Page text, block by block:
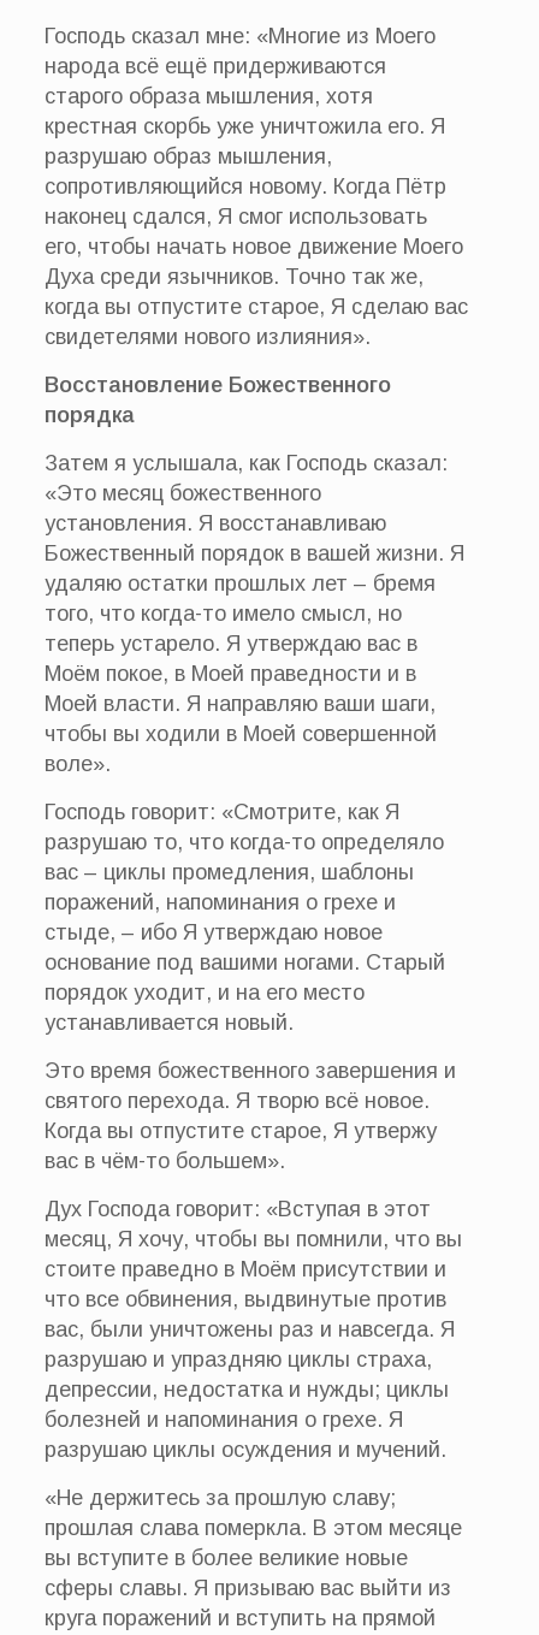
Господь сказал мне: «Многие из Моего
народа всё ещё придерживаются
старого образа мышления, хотя
крестная скорбь уже уничтожила его. Я
разрушаю образ мышления,
сопротивляющийся новому. Когда Пётр
наконец сдался, Я смог использовать
его, чтобы начать новое движение Моего
Духа среди язычников. Точно так же,
когда вы отпустите старое, Я сделаю вас
свидетелями нового излияния».
Восстановление Божественного
порядка
Затем я услышала, как Господь сказал:
«Это месяц божественного
установления. Я восстанавливаю
Божественный порядок в вашей жизни. Я
удаляю остатки прошлых лет – бремя
того, что когда-то имело смысл, но
теперь устарело. Я утверждаю вас в
Моём покое, в Моей праведности и в
Моей власти. Я направляю ваши шаги,
чтобы вы ходили в Моей совершенной
воле».
Господь говорит: «Смотрите, как Я
разрушаю то, что когда-то определяло
вас – циклы промедления, шаблоны
поражений, напоминания о грехе и
стыде, – ибо Я утверждаю новое
основание под вашими ногами. Старый
порядок уходит, и на его место
устанавливается новый.
Это время божественного завершения и
святого перехода. Я творю всё новое.
Когда вы отпустите старое, Я утвержу
вас в чём-то большем».
Дух Господа говорит: «Вступая в этот
месяц, Я хочу, чтобы вы помнили, что вы
стоите праведно в Моём присутствии и
что все обвинения, выдвинутые против
вас, были уничтожены раз и навсегда. Я
разрушаю и упраздняю циклы страха,
депрессии, недостатка и нужды; циклы
болезней и напоминания о грехе. Я
разрушаю циклы осуждения и мучений.
«Не держитесь за прошлую славу;
прошлая слава померкла. В этом месяце
вы вступите в более великие новые
сферы славы. Я призываю вас выйти из
круга поражений и вступить на прямой